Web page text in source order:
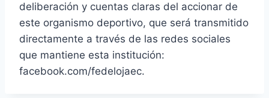
deliberación y cuentas claras del accionar de
este organismo deportivo, que será transmitido
directamente a través de las redes sociales
que mantiene esta institución:
facebook.com/fedelojaec.